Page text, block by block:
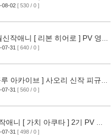
] 2기 PV 영상 공개
08-02 [ 530 / 0 ]
신작애니 [ 리본 히어로 ] PV 영
07-31 [ 640 / 0 ]
아카이브 ] 사오리 신작 피규어
07-31 [ 560 / 0 ]
애니 [ 가치 아쿠타 ] 2기 PV 영
07-31 [ 498 / 0 ]